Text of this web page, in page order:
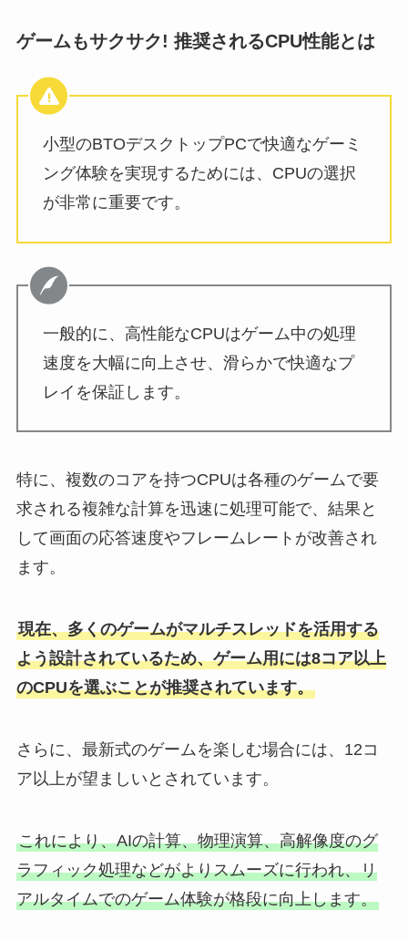
ゲームもサクサク! 推奨されるCPU性能とは
小型のBTOデスクトップPCで快適なゲーミ
ング体験を実現するためには、CPUの選択
が非常に重要です。
一般的に、高性能なCPUはゲーム中の処理
速度を大幅に向上させ、滑らかで快適なプ
レイを保証します。
特に、複数のコアを持つCPUは各種のゲームで要
求される複雑な計算を迅速に処理可能で、結果と
して画面の応答速度やフレームレートが改善され
ます。
現在、多くのゲームがマルチスレッドを活用する
よう設計されているため、ゲーム用には8コア以上
のCPUを選ぶことが推奨されています。
さらに、最新式のゲームを楽しむ場合には、12コ
ア以上が望ましいとされています。
これにより、AIの計算、物理演算、高解像度のグ
ラフィック処理などがよりスムーズに行われ、リ
アルタイムでのゲーム体験が格段に向上します。